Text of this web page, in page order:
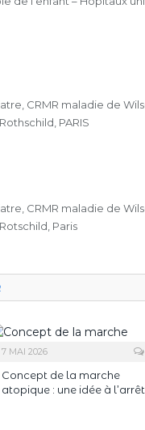
CRMR maladie de
PARIS
CRMR maladie de
Paris
7 MAI 2026
Concept de la marche
atopique : une idée à l’arrêt